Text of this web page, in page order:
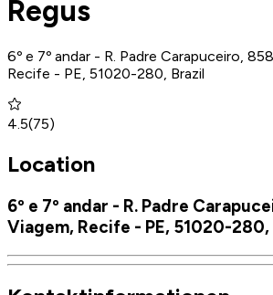
Regus
6º e 7º andar - R. Padre Carapuceiro,
Recife - PE, 51020-280, Brazil
4.5(75)
Location
6º e 7º andar - R. Padre
Viagem, Recife - PE, 51020-280,